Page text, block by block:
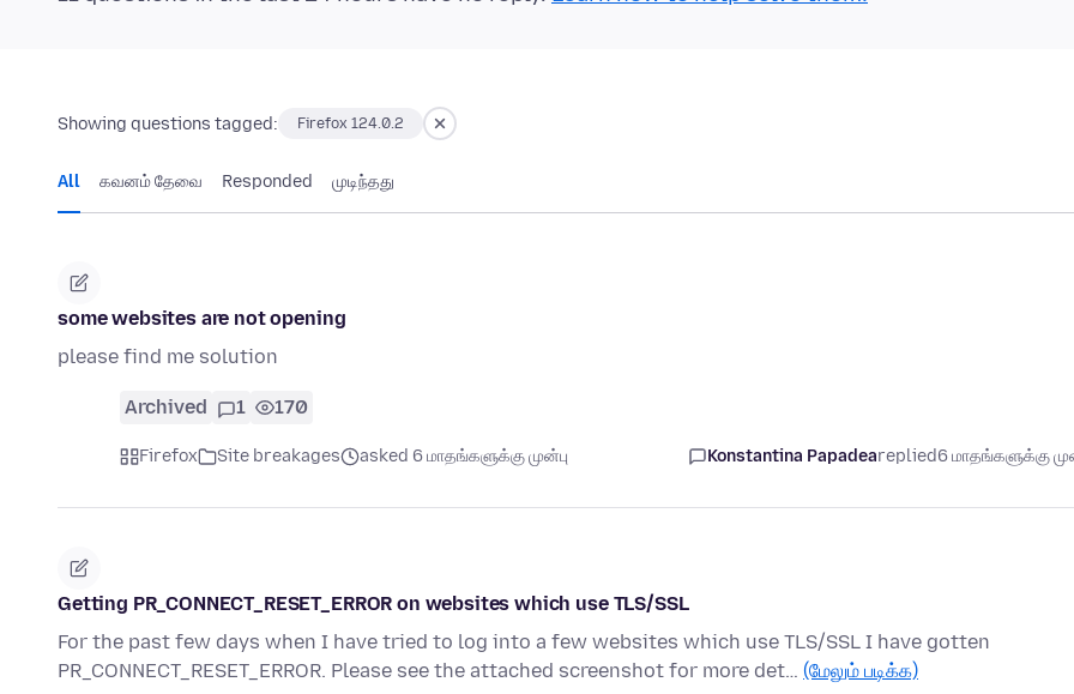
Showing questions tagged: Firefox 124.0.2
All கவனம் தேவை Responded முடிந்தது
some websites are not opening
please find me solution
Archived 1 170
Firefox Site breakages asked 6 மாதங்களுக்கு முன்பு Konstantina Papadeareplied6 மாதங்களுக்கு
Getting PR_CONNECT_RESET_ERROR on websites which use TLS/SSL
For the past few days when I have tried to log into a few websites which use TLS/SSL I have gotten
PR_CONNECT_RESET_ERROR. Please see the attached screenshot for more det… (மேலும் படிக்க)